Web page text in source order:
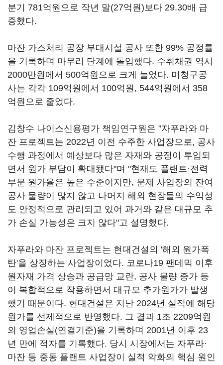
분기 781억원으로 작년 말(27억원)보다 29.30배 급
증했다.
마잔 가스처리 공장 부대시설 공사 또한 99% 공정률
을 기록하며 마무리 단계에 돌입했다. 수취채권 역시
2000만원에서 500억원으로 크게 늘었다. 미청구공
사는 각각 109억원에서 100억원, 544억원에서 358
억원으로 줄었다.
김창수 나이스신용평가 책임연구원은 "자푸라와 마
잔 프로젝트는 2022년 이전 수주한 사업장으로, 공사
수행 과정에서 예상보다 많은 자재와 공정이 투입되
면서 원가 부담이 확대됐다"며 "현재도 플랜트·전력
부문 원가율은 높은 수준이지만, 문제 사업장의 잔여
공사 물량이 많지 않고 나머지 해외 현장들의 수익성
도 안정적으로 관리되고 있어 과거와 같은 대규모 추
가 손실 가능성은 크지 않다"고 설명했다.
자푸라와 마잔 프로젝트는 현대건설의 '해외 원가폭
탄'을 상징하는 사업장이었다. 코로나19 팬데믹 이후
원자재 가격 상승과 공급망 교란, 공사 물량 증가 등
이 복합적으로 작용하면서 대규모 추가원가가 발생
했기 때문이다. 현대건설은 지난 2024년 실적에 해당
원가를 선제적으로 반영했다. 그 결과 1조 2209억원
의 영업손실(연결기준)을 기록하며 2001년 이후 23
년 만에 적자를 기록했다. 당시 시장에서는 자푸라·
마잔 등 중동 플랜트 사업장이 실적 악화의 핵심 원인